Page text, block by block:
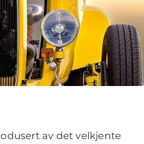
av det velkjente